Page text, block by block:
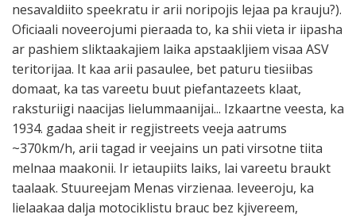
nesavaldiito speekratu ir arii noripojis lejaa pa krauju?).
Oficiaali noveerojumi pieraada to, ka shii vieta ir iipasha
ar pashiem sliktaakajiem laika apstaakljiem visaa ASV
teritorijaa. It kaa arii pasaulee, bet paturu tiesiibas
domaat, ka tas vareetu buut piefantazeets klaat,
raksturiigi naacijas lielummaanijai... Izkaartne veesta, ka
1934. gadaa sheit ir regjistreets veeja aatrums
~370km/h, arii tagad ir veejains un pati virsotne tiita
melnaa maakonii. Ir ietaupiits laiks, lai vareetu braukt
taalaak. Stuureejam Menas virzienaa. Ieveeroju, ka
lielaakaa dalja motociklistu brauc bez kjivereem,